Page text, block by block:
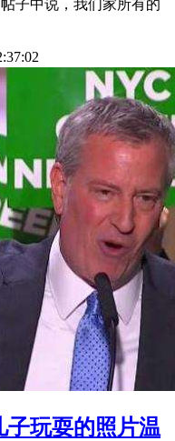
子中说，我们家所有的
子玩耍的照片温